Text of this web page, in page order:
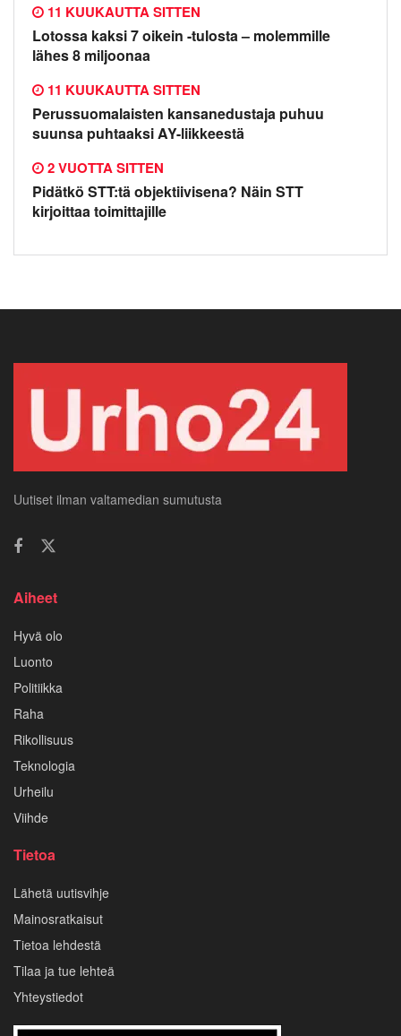
Lotossa kaksi 7 oikein -tulosta – molemmille
lähes 8 miljoonaa
11 KUUKAUTTA SITTEN
Perussuomalaisten kansanedustaja puhuu
suunsa puhtaaksi AY-liikkeestä
11 KUUKAUTTA SITTEN
Pidätkö STT:tä objektiivisena? Näin STT
kirjoittaa toimittajille
2 VUOTTA SITTEN
Uutiset ilman valtamedian sumutusta
Aiheet
Hyvä olo
Luonto
Politiikka
Raha
Rikollisuus
Teknologia
Urheilu
Viihde
Tietoa
Lähetä uutisvihje
Mainosratkaisut
Tietoa lehdestä
Tilaa ja tue lehteä
Yhteystiedot